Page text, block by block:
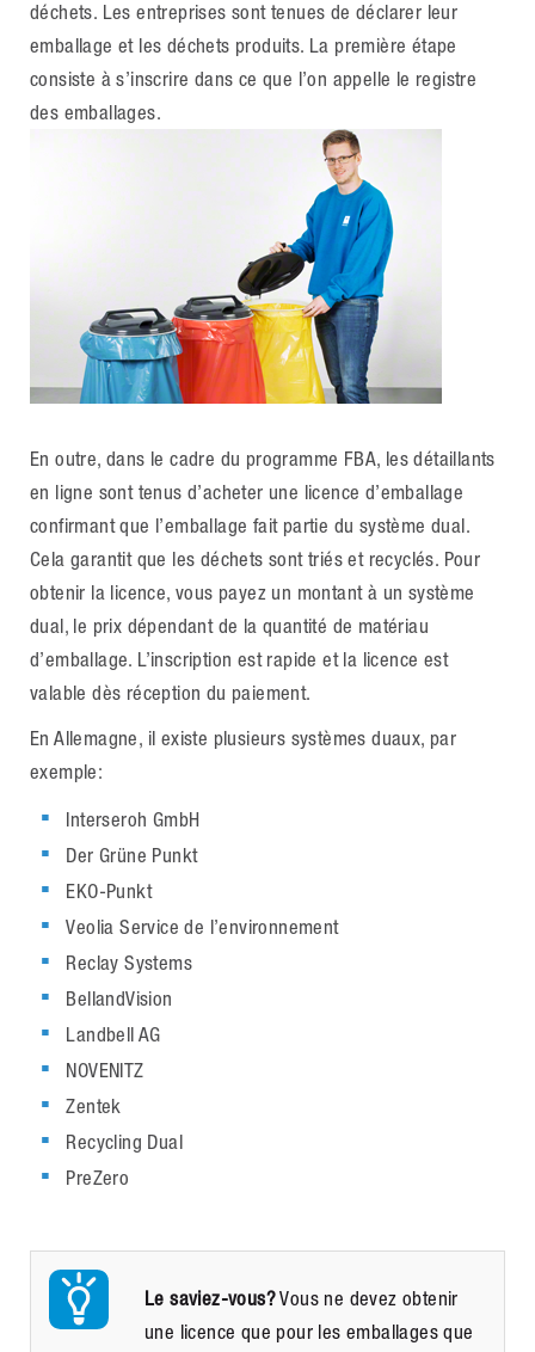
déchets. Les entreprises sont tenues de déclarer leur
emballage et les déchets produits. La première étape
consiste à s’inscrire dans ce que l’on appelle le registre
des emballages.
En outre, dans le cadre du programme FBA, les détaillants
en ligne sont tenus d’acheter une licence d’emballage
confirmant que l’emballage fait partie du système dual.
Cela garantit que les déchets sont triés et recyclés. Pour
obtenir la licence, vous payez un montant à un système
dual, le prix dépendant de la quantité de matériau
d’emballage. L’inscription est rapide et la licence est
valable dès réception du paiement.
En Allemagne, il existe plusieurs systèmes duaux, par
exemple:
Interseroh GmbH
Der Grüne Punkt
EKO-Punkt
Veolia Service de l’environnement
Reclay Systems
BellandVision
Landbell AG
NOVENITZ
Zentek
Recycling Dual
PreZero
Le saviez-vous?Vous ne devez obtenir
une licence que pour les emballages que